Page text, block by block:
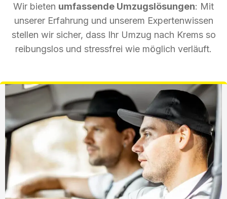
Wir bieten umfassende Umzugslösungen: Mit
unserer Erfahrung und unserem Expertenwissen
stellen wir sicher, dass Ihr Umzug nach Krems so
reibungslos und stressfrei wie möglich verläuft.